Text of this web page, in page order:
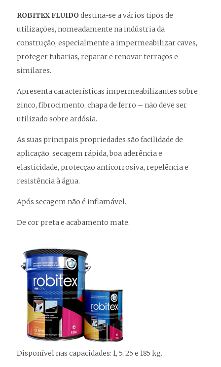
ROBITEX FLUIDO destina-se a vários tipos de
utilizações, nomeadamente na indústria da
construção, especialmente a impermeabilizar caves,
proteger tubarias, reparar e renovar terraços e
similares.
Apresenta características impermeabilizantes sobre
zinco, fibrocimento, chapa de ferro – não deve ser
utilizado sobre ardósia.
As suas principais propriedades são facilidade de
aplicação, secagem rápida, boa aderência e
elasticidade, protecção anticorrosiva, repelência e
resistência à água.
Após secagem não é inflamável.
De cor preta e acabamento mate.
Disponível nas capacidades: 1, 5, 25 e 185 kg.